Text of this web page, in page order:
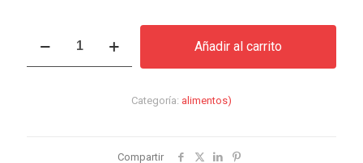
original
era:
actual
Cómo
crear
Añadir al carrito
Categoría: alimentos)
Compartir